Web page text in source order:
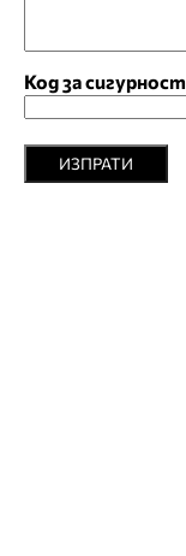
Код за сигурност
ИЗПРАТИ